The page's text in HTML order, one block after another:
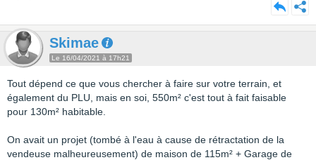
Skimae
Le 16/04/2021 à 17h21
Tout dépend ce que vous chercher à faire sur votre terrain, et
également du PLU, mais en soi, 550m² c'est tout à fait faisable
pour 130m² habitable.
On avait un projet (tombé à l'eau à cause de rétractation de la
vendeuse malheureusement) de maison de 115m² + Garage de